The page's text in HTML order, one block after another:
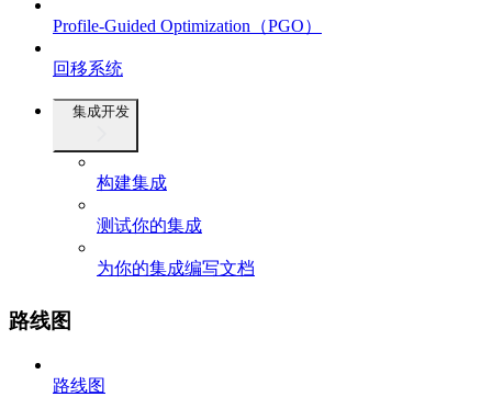
Profile-Guided Optimization（PGO）
回移系统
集成开发
构建集成
测试你的集成
为你的集成编写文档
路线图
路线图